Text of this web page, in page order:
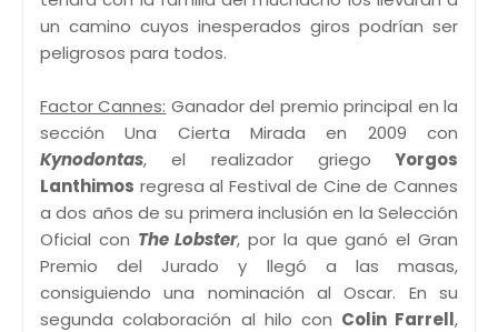
un camino cuyos inesperados giros podrían ser
peligrosos para todos.
Factor Cannes: Ganador del premio principal en la
sección Una Cierta Mirada en 2009 con
Kynodontas, el realizador griego Yorgos
Lanthimos regresa al Festival de Cine de Cannes
a dos años de su primera inclusión en la Selección
Oficial con The Lobster, por la que ganó el Gran
Premio del Jurado y llegó a las masas,
consiguiendo una nominación al Oscar. En su
segunda colaboración al hilo con Colin Farrell,